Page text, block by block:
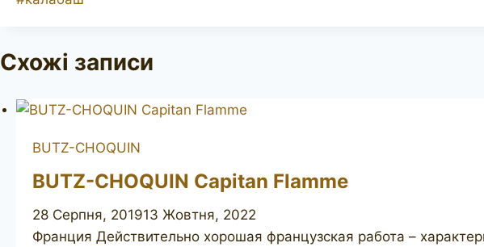
Схожі записи
BUTZ-CHOQUIN
BUTZ-CHOQUIN Capitan Flamme
28 Серпня, 201913 Жовтня, 2022
Франция Действительно хорошая французская работа –